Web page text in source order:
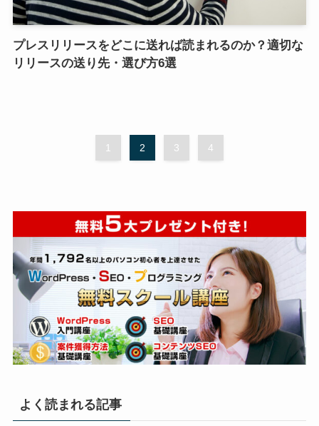
プレスリリースをどこに送れば読まれるのか？適切な
リリースの送り先・選び方6選
1 2 3 4
よく読まれる記事